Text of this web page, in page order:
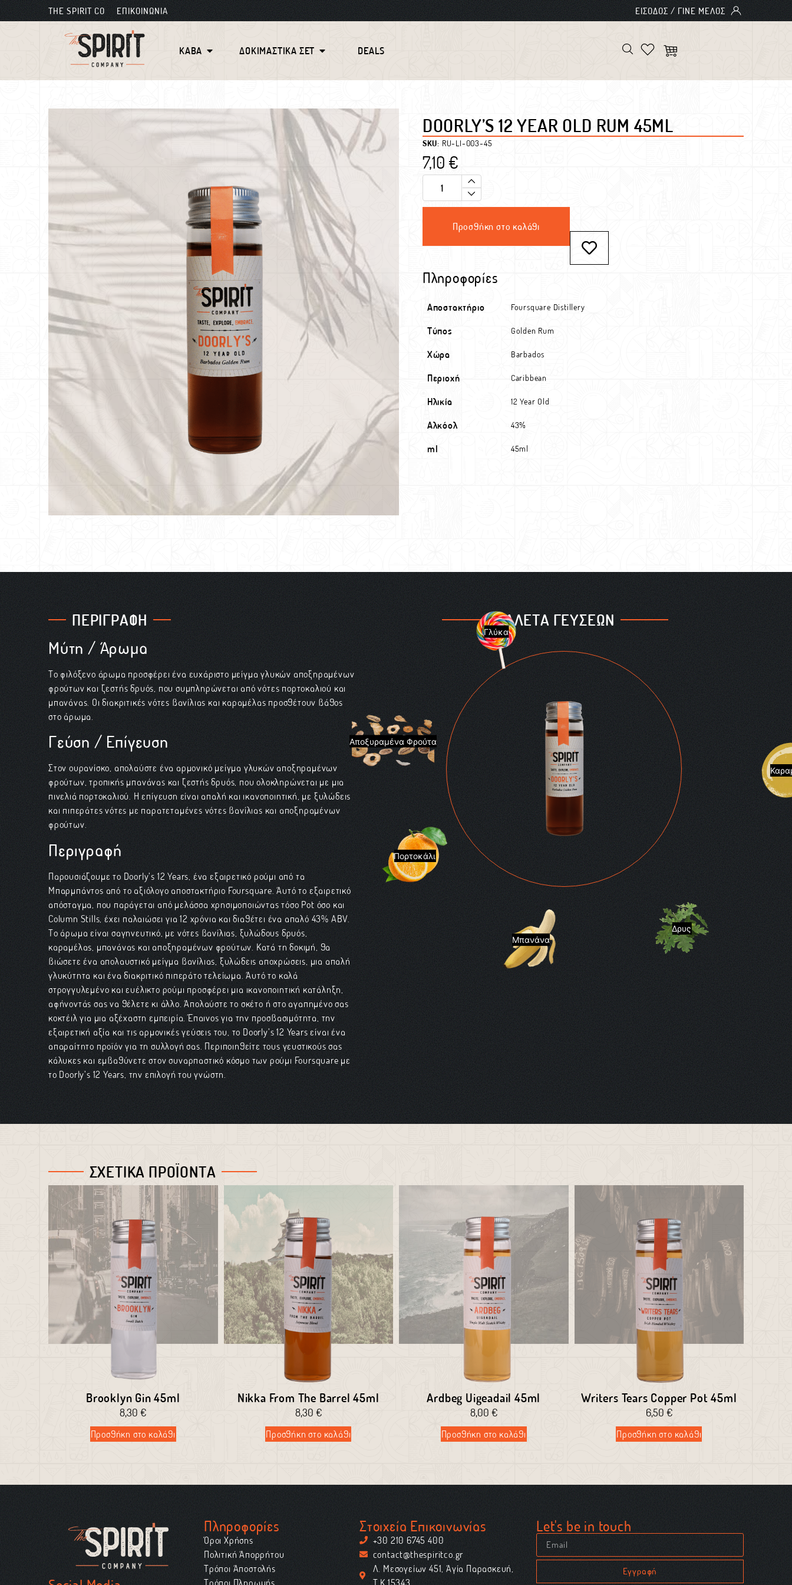
THE SPIRIT CO ΕΠΙΚΟΙΝΩΝΙΑ
ΚΑΒΑ ΔΟΚΙΜΑΣΤΙΚΑ ΣΕΤ DEALS
DOORLY’S 12 YEAR OLD RUM 45ML
SKU: RU-LI-003-45
7,10 €
Προσθήκη στο καλάθι
Πληροφορίες
Αποστακτήριο Foursquare Distillery
Τύπος Golden Rum
Χώρα Barbados
Περιοχή Caribbean
Ηλικία 12 Year Old
Αλκόολ 43%
ml 45ml
ΠΕΡΙΓΡΑΦΗ
Μύτη / Άρωμα
Το φιλόξενο άρωμα προσφέρει ένα ευχάριστο μείγμα γλυκών αποξηραμένων
φρούτων και ζεστής δρυός, που συμπληρώνεται από νότες πορτοκαλιού και
μπανάνας. Οι διακριτικές νότες βανίλιας και καραμέλας προσθέτουν βάθος
στο άρωμα.
Γεύση / Επίγευση
Στον ουρανίσκο, απολαύστε ένα αρμονικό μείγμα γλυκών αποξηραμένων
φρούτων, τροπικής μπανάνας και ζεστής δρυός, που ολοκληρώνεται με μια
πινελιά πορτοκαλιού. Η επίγευση είναι απαλή και ικανοποιητική, με ξυλώδεις
και πιπεράτες νότες με παρατεταμένες νότες βανίλιας και αποξηραμένων
φρούτων.
Περιγραφή
Παρουσιάζουμε το Doorly’s 12 Years, ένα εξαιρετικό ρούμι από τα
Μπαρμπάντος από το αξιόλογο αποστακτήριο Foursquare. Αυτό το εξαιρετικό
απόσταγμα, που παράγεται από μελάσσα χρησιμοποιώντας τόσο Pot όσο και
Column Stills, έχει παλαιώσει για 12 χρόνια και διαθέτει ένα απαλό 43% ABV.
Το άρωμα είναι σαγηνευτικό, με νότες βανίλιας, ξυλώδους δρυός,
καραμέλας, μπανάνας και αποξηραμένων φρούτων. Κατά τη δοκιμή, θα
βιώσετε ένα απολαυστικό μείγμα βανίλιας, ξυλώδεις αποχρώσεις, μια απαλή
γλυκύτητα και ένα διακριτικό πιπεράτο τελείωμα. Αυτό το καλά
στρογγυλεμένο και ευέλικτο ρούμι προσφέρει μια ικανοποιητική κατάληξη,
αφήνοντάς σας να θέλετε κι άλλο. Απολαύστε το σκέτο ή στο αγαπημένο σας
κοκτέιλ για μια αξέχαστη εμπειρία. Έπαινος για την προσβασιμότητα, την
εξαιρετική αξία και τις αρμονικές γεύσεις του, το Doorly’s 12 Years είναι ένα
απαραίτητο προϊόν για τη συλλογή σας. Περιποιηθείτε τους γευστικούς σας
κάλυκες και εμβαθύνετε στον συναρπαστικό κόσμο των ρούμι Foursquare με
το Doorly’s 12 Years, την επιλογή του γνώστη.
ΠΑΛΕΤΑ ΓΕΥΣΕΩΝ
Δρυς
Μπανάνα
Πορτοκάλι
Αποξυραμένα Φρούτα
Γλύκα
ΣΧΕΤΙΚΑ ΠΡΟΪΟΝΤΑ
Brooklyn Gin 45ml
8,30€
Προσθήκη στο καλάθι
Nikka From The Barrel 45ml
8,30 €
Προσθήκη στο καλάθι
Ardbeg Uigeadail 45ml
8,00 €
Προσθήκη στο καλάθι
Writers Tears Copper Pot 45ml
6,50 €
Προσθήκη στο καλάθι
Πληροφορίες
Όροι Χρήσης
Πολιτική Απορρήτου
Τρόποι Αποστολής
Τρόποι Πληρωμής
Στοιχεία Επικοινωνίας
+30 210 6745 400
contact@thespiritco.gr
Λ. Μεσογείων 451, Αγία Παρασκευή,
Τ.Κ.15343
Let's be in touch
Εγγραφή